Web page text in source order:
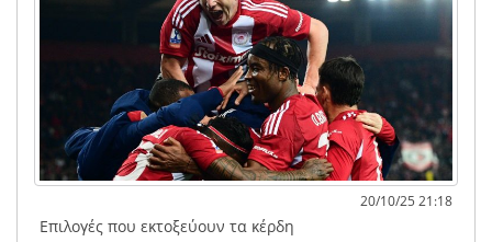
20/10/25 21:18
Επιλογές που εκτοξεύουν τα κέρδη